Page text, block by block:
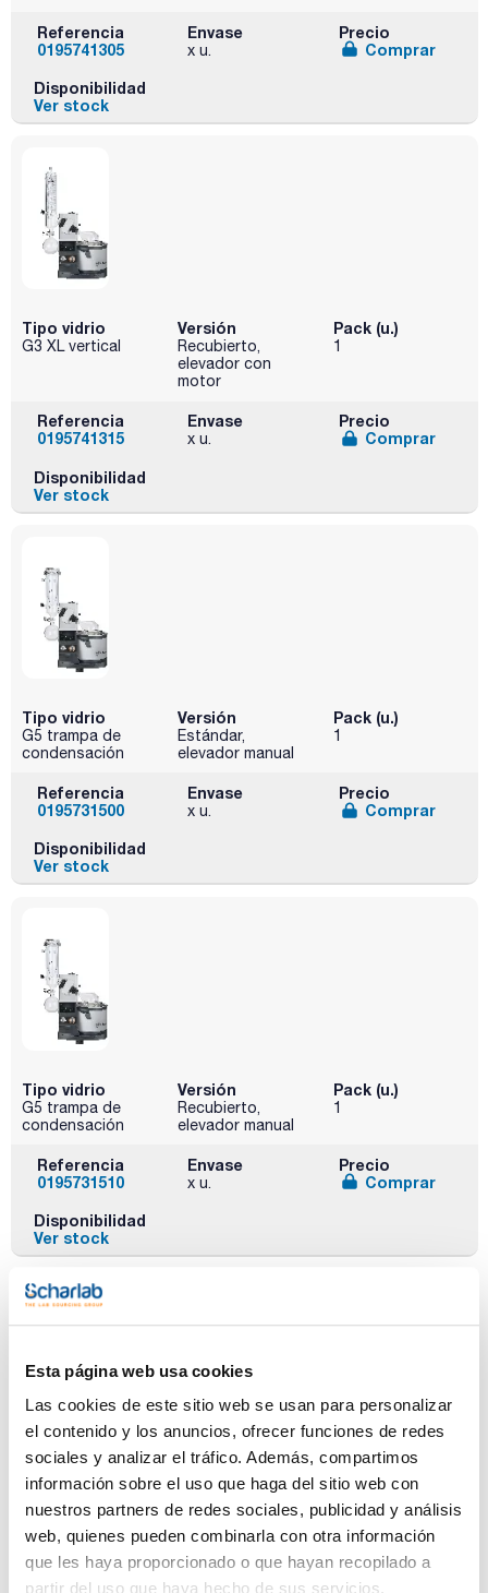
Esta página web usa cookies
Las cookies de este sitio web se usan para personalizar
el contenido y los anuncios, ofrecer funciones de redes
sociales y analizar el tráfico. Además, compartimos
información sobre el uso que haga del sitio web con
nuestros partners de redes sociales, publicidad y análisis
web, quienes pueden combinarla con otra información
que les haya proporcionado o que hayan recopilado a
partir del uso que haya hecho de sus servicios.
Referencia
0195741305
Envase
x u.
Precio
Comprar
Disponibilidad
Ver stock
Tipo vidrio
G3 XL vertical
Versión
Recubierto,
elevador con
motor
Pack (u.)
1
Referencia
0195741315
Envase
x u.
Precio
Comprar
Disponibilidad
Ver stock
Tipo vidrio
G5 trampa de
condensación
Versión
Estándar,
elevador manual
Pack (u.)
1
Referencia
0195731500
Envase
x u.
Precio
Comprar
Disponibilidad
Ver stock
Tipo vidrio
G5 trampa de
condensación
Versión
Recubierto,
elevador manual
Pack (u.)
1
Referencia
0195731510
Envase
x u.
Precio
Comprar
Disponibilidad
Ver stock
Tipo vidrio
G5 trampa de
Versión
Estándar,
elevador con
motor
Pack (u.)
1
Referencia
0195741500
Envase
x u.
Precio
Comprar